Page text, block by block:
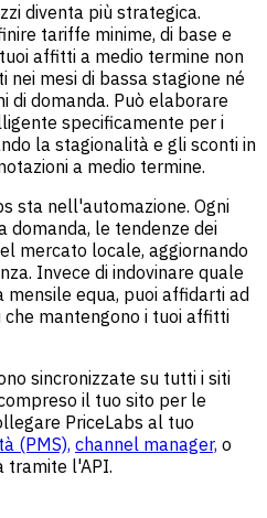
diventa più strategica.
tariffe minime, di base e
affitti a medio termine non
nei mesi di bassa stagione né
di domanda. Può elaborare
specificamente per i
la stagionalità e gli sconti in
a medio termine.
sta nell'automazione. Ogni
domanda, le tendenze dei
mercato locale, aggiornando
Invece di indovinare quale
equa, puoi affidarti ad
mantengono i tuoi affitti
sincronizzate su tutti i siti
il tuo sito per le
PriceLabs al tuo
(PMS), channel manager, o
tramite l'API.